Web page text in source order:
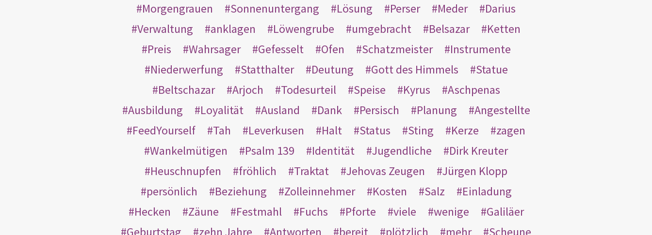
Morgengrauen
Sonnenuntergang Lösung Perser Meder
Darius
Verwaltung
anklagen Löwengrube umgebracht Belsazar
Ketten
Preis
Wahrsager Gefesselt Ofen Schatzmeister
Instrumente
Niederwerfung
Statthalter Deutung Gott des Himmels
Statue
Beltschazar
Arjoch Todesurteil Speise Kyrus
Aschpenas
Ausbildung
Loyalität Ausland Dank Persisch Planung
Angestellte
FeedYourself
Tah Leverkusen Halt Status Sting Kerze
zagen
Wankelmütigen
Psalm 139 Identität Jugendliche
Dirk Kreuter
Heuschnupfen
fröhlich Traktat Jehovas Zeugen
Jürgen Klopp
persönlich
Beziehung Zolleinnehmer Kosten Salz
Einladung
Hecken
Zäune Festmahl Fuchs Pforte viele wenige
Galiläer
Geburtstag
zehn Jahre Antworten bereit plötzlich mehr Scheune